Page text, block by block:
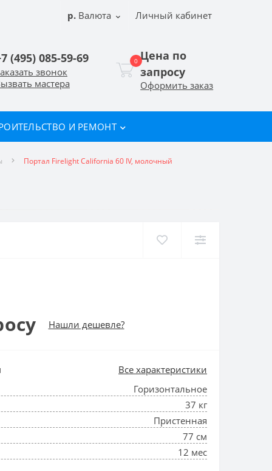
р. Валюта Личный кабинет
(495) 085-59-69
звонок
мастера
0 Цена по
запросу
Оформить заказ
И РЕМОНТ
Портал Firelight California 60 IV, молочный
Нашли дешевле?
Все характеристики
Горизонтальное
37 кг
Пристенная
77 см
12 мес